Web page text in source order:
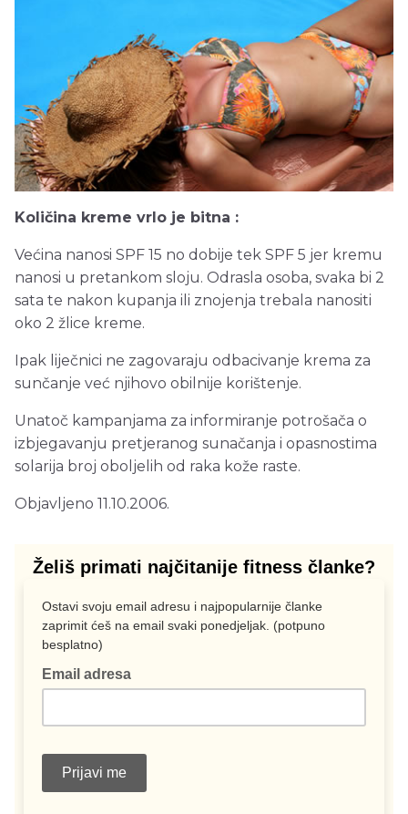
Količina kreme vrlo je bitna :
Većina nanosi SPF 15 no dobije tek SPF 5 jer kremu
nanosi u pretankom sloju. Odrasla osoba, svaka bi 2
sata te nakon kupanja ili znojenja trebala nanositi
oko 2 žlice kreme.
Ipak liječnici ne zagovaraju odbacivanje krema za
sunčanje već njihovo obilnije korištenje.
Unatoč kampanjama za informiranje potrošača o
izbjegavanju pretjeranog sunačanja i opasnostima
solarija broj oboljelih od raka kože raste.
Objavljeno 11.10.2006.